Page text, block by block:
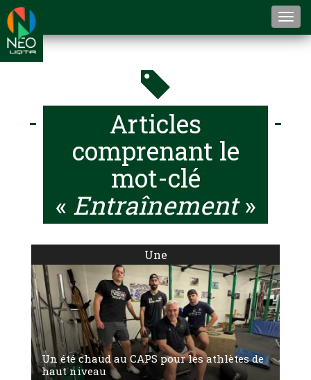
Articles
comprenant le
mot-clé
« Entraînement»
Une
Un été chaud au CAPS pour les athlètes de
haut niveau